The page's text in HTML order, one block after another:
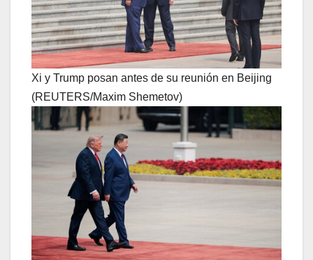
Xi y Trump posan antes de su reunión en Beijing
(REUTERS/Maxim Shemetov)